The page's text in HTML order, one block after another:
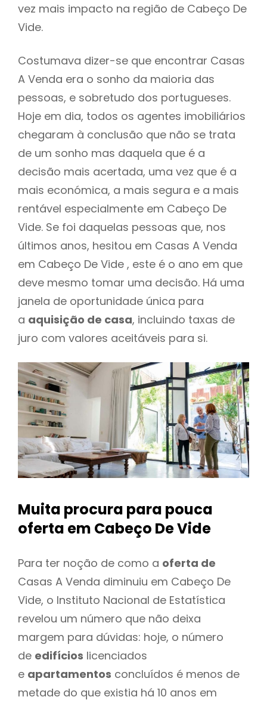
vez mais impacto na região de Cabeço De
Vide.
Costumava dizer-se que encontrar Casas
A Venda era o sonho da maioria das
pessoas, e sobretudo dos portugueses.
Hoje em dia, todos os agentes imobiliários
chegaram à conclusão que não se trata
de um sonho mas daquela que é a
decisão mais acertada, uma vez que é a
mais económica, a mais segura e a mais
rentável especialmente em Cabeço De
Vide. Se foi daquelas pessoas que, nos
últimos anos, hesitou em Casas A Venda
em Cabeço De Vide , este é o ano em que
deve mesmo tomar uma decisão. Há uma
janela de oportunidade única para
a aquisição de casa, incluindo taxas de
juro com valores aceitáveis para si.
Muita procura para pouca
oferta em Cabeço De Vide
Para ter noção de como a oferta de
Casas A Venda diminuiu em Cabeço De
Vide, o Instituto Nacional de Estatística
revelou um número que não deixa
margem para dúvidas: hoje, o número
de edifícios licenciados
e apartamentos concluídos é menos de
metade do que existia há 10 anos em